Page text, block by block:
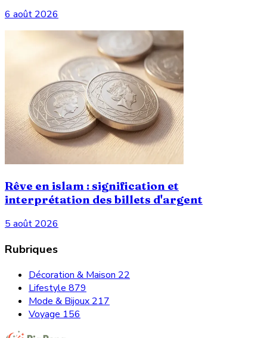
6 août 2026
Rêve en islam : signification et
interprétation des billets d'argent
5 août 2026
Rubriques
Décoration & Maison 22
Lifestyle 879
Mode & Bijoux 217
Voyage 156